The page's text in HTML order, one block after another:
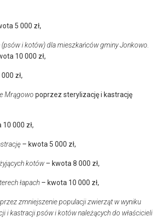
5 000 zł,
i kotów) dla mieszkańców gminy Jonkowo.
10 000 zł,
zł,
Mrągowo poprzez sterylizację i kastrację
000 zł,
– kwota 5 000 zł,
kotów– kwota 8 000 zł,
łapach – kwota 10 000 zł,
zmniejszenie populacji zwierząt w wyniku
i kastracji psów i kotów należących do właścicieli